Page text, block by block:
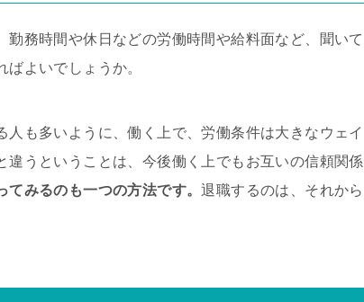
務時間や休日などの労働時間や給料面など、聞いて
よいでしょうか。
も多いように、働く上で、労働条件は大きなウェイ
違うということは、今後働く上でもお互いの信頼関係
てみるのも一つの方法です。退職するのは、それから